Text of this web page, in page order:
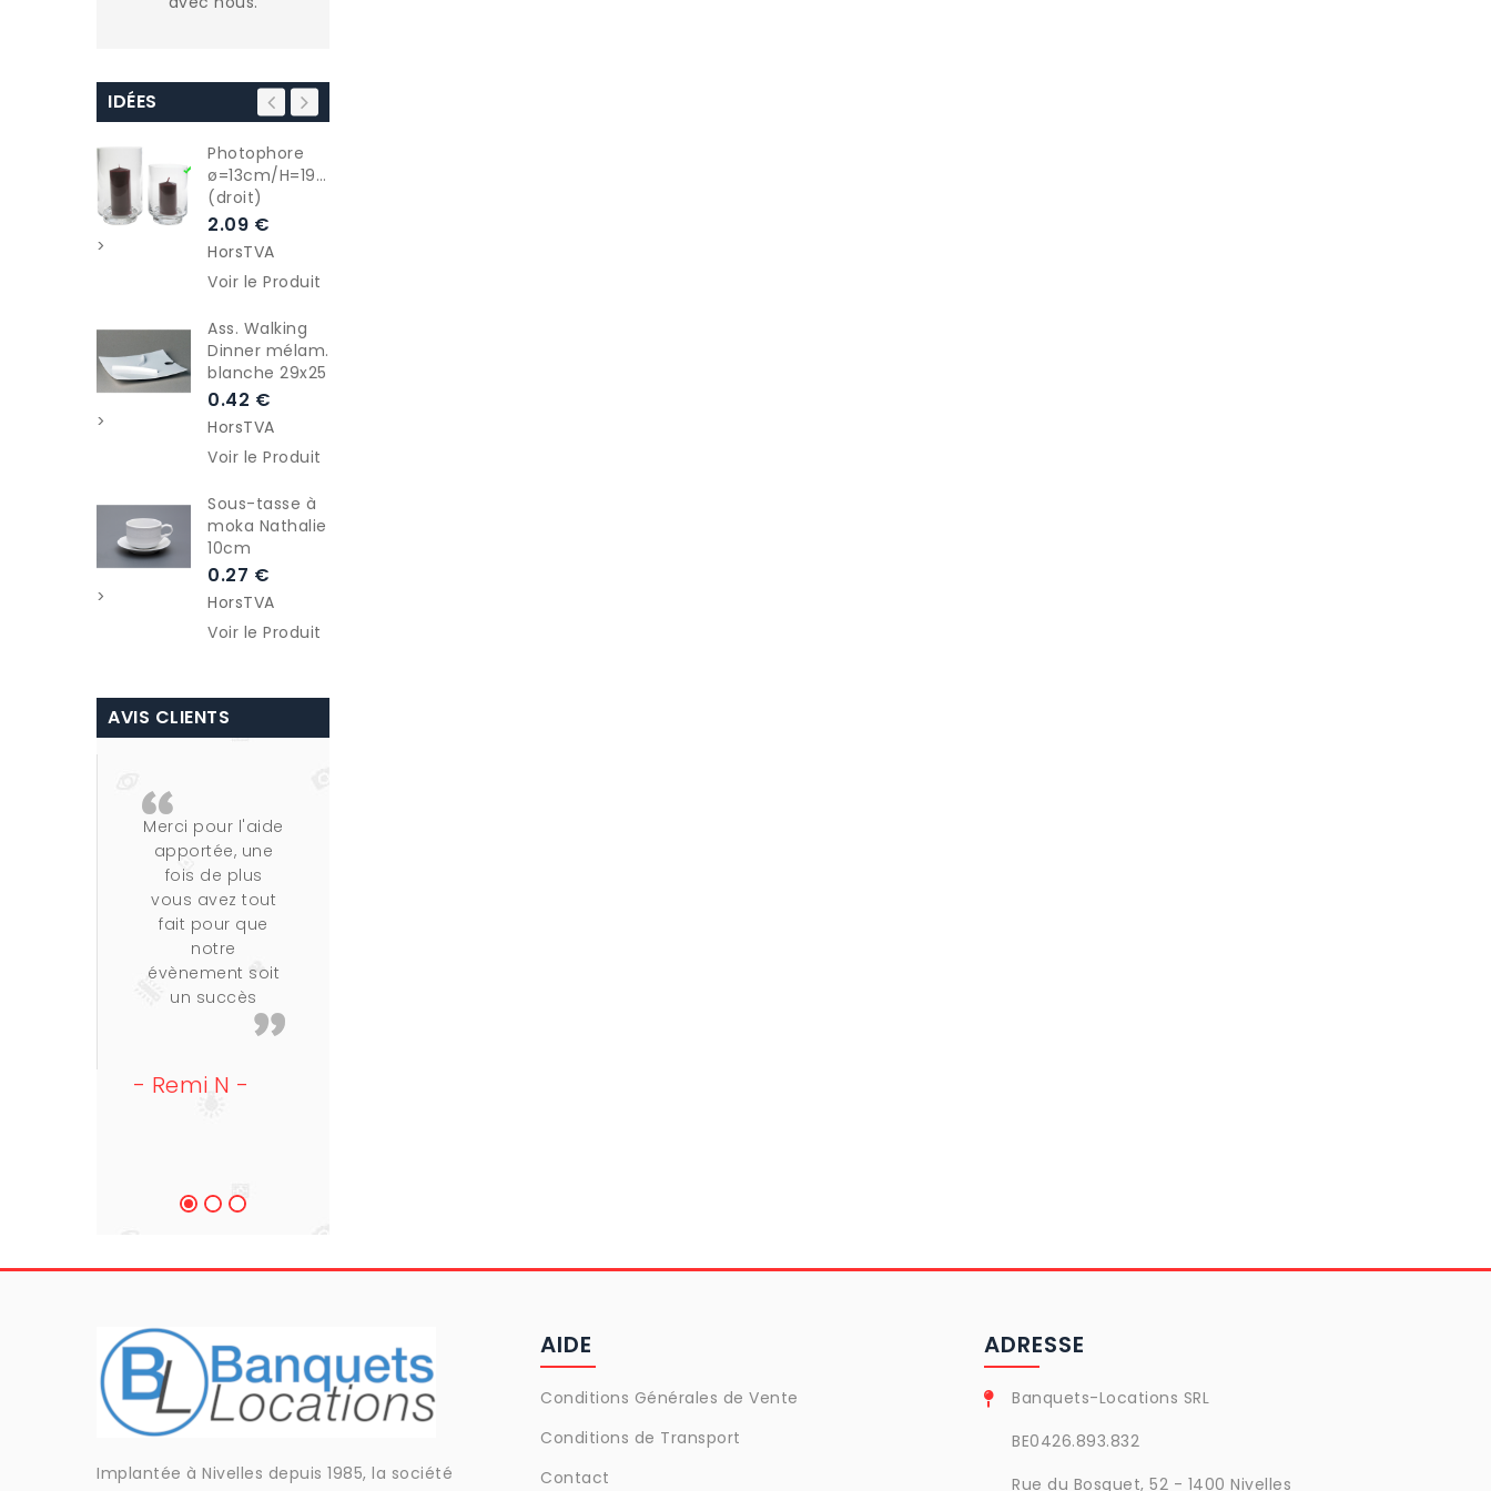
IDÉES
>
Photophore
ø=13cm/H=19cm
(droit)
2.09 €
HorsTVA
Voir le Produit
>
Ass. Walking
Dinner mélam.
blanche 29x25
0.42 €
HorsTVA
Voir le Produit
>
Sous-tasse à
moka Nathalie
10cm
0.27 €
HorsTVA
Voir le Produit
AVIS CLIENTS
Merci pour l'aide
apportée, une
fois de plus
vous avez tout
fait pour que
notre
évènement soit
un succès
- Remi N -
Implantée à Nivelles depuis 1985, la société
AIDE
Conditions Générales de Vente
Conditions de Transport
Contact
ADRESSE
Banquets-Locations SRL
BE0426.893.832
Rue du Bosquet, 52 - 1400 Nivelles